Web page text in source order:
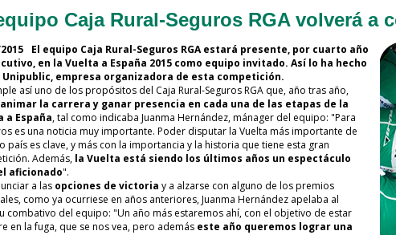
Caja Rural-Seguros RGA volverá a
El equipo Caja Rural-Seguros RGA estará presente, por cuarto año
en la Vuelta a España 2015 como equipo invitado. Así lo ha hecho
Unipublic, empresa organizadora de esta competición.
así uno de los propósitos del Caja Rural-Seguros RGA que, año tras año,
animar la carrera y ganar presencia en cada una de las etapas de la
a España, tal como indicaba Juanma Hernández, mánager del equipo: "Para
es una noticia muy importante. Poder disputar la Vuelta más importante de
país es clave, y más con la importancia y la historia que tiene esta gran
Además, la Vuelta está siendo los últimos años un espectáculo
aficionado".
a las opciones de victoria y a alzarse con alguno de los premios
como ya ocurriese en años anteriores, Juanma Hernández apelaba al
combativo del equipo: "Un año más estaremos ahí, con el objetivo de estar
en la fuga, que se nos vea, pero además este año queremos lograr una